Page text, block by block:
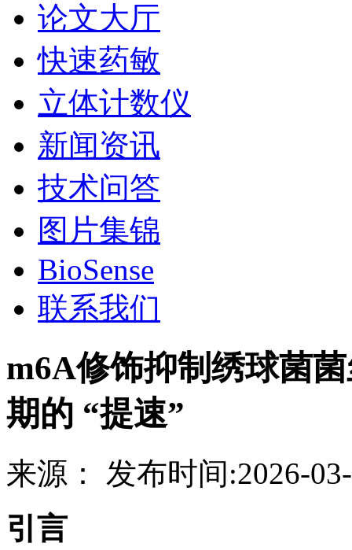
论文大厅
快速药敏
立体计数仪
新闻资讯
技术问答
图片集锦
BioSense
联系我们
m6A修饰抑制绣球菌
期的 “提速”
来源： 发布时间:2026-
引言